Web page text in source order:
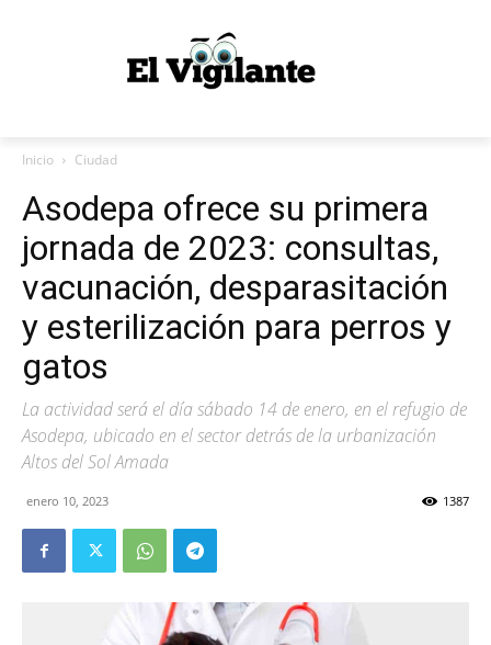
Inicio Ciudad
Asodepa ofrece su primera
jornada de 2023: consultas,
vacunación, desparasitación
y esterilización para perros y
gatos
La actividad será el día sábado 14 de enero, en el refugio de
Asodepa, ubicado en el sector detrás de la urbanización
Altos del Sol Amada
enero 10, 2023 1387